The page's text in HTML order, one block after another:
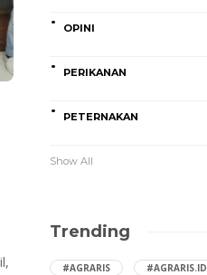
OPINI
PERIKANAN
PETERNAKAN
Show All
Trending
#AGRARIS
#AGRARIS.ID